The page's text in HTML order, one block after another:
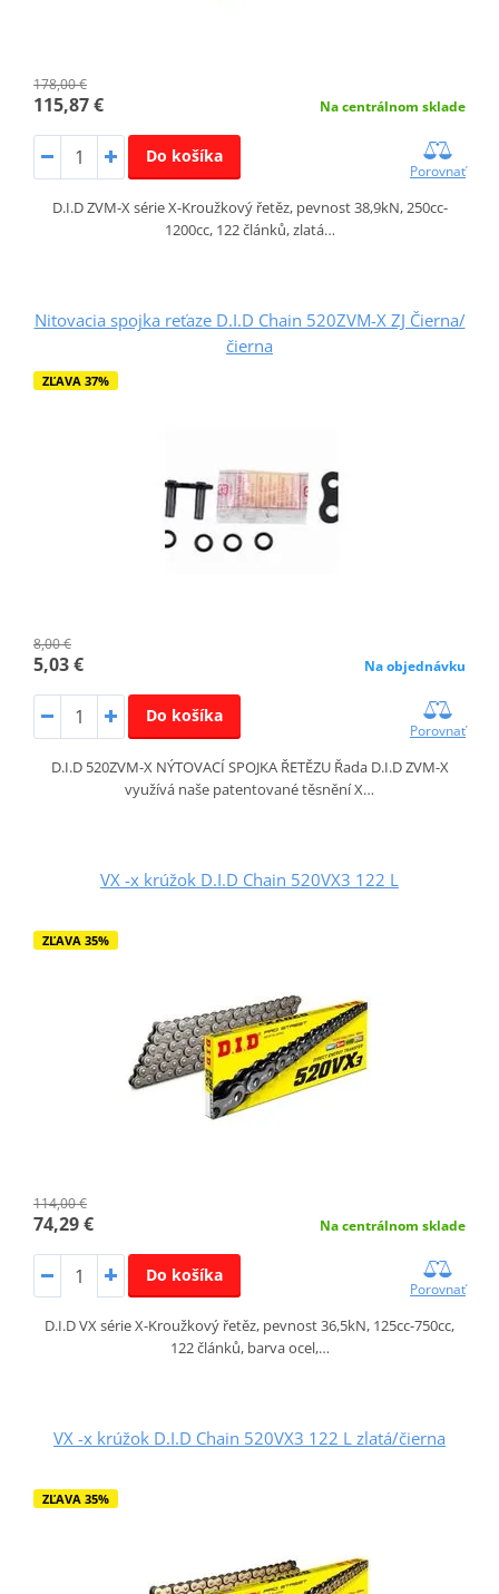
178,00 €
115,87 € Na centrálnom sklade
Do košíka
Porovnať
D.I.D ZVM-X série X-Kroužkový řetěz, pevnost 38,9kN, 250cc-
1200cc, 122 článků, zlatá…
Nitovacia spojka reťaze D.I.D Chain 520ZVM-X ZJ Čierna/
čierna
ZĽAVA 37%
8,00 €
5,03 € Na objednávku
Do košíka
Porovnať
D.I.D 520ZVM-X NÝTOVACÍ SPOJKA ŘETĚZU Řada D.I.D ZVM-X
využívá naše patentované těsnění X…
VX -x krúžok D.I.D Chain 520VX3 122 L
ZĽAVA 35%
114,00 €
74,29 € Na centrálnom sklade
Do košíka
Porovnať
D.I.D VX série X-Kroužkový řetěz, pevnost 36,5kN, 125cc-750cc,
122 článků, barva ocel,…
VX -x krúžok D.I.D Chain 520VX3 122 L zlatá/čierna
ZĽAVA 35%